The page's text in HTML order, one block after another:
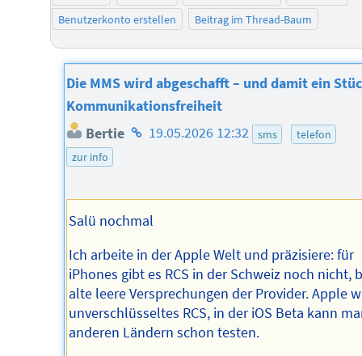
Benutzerkonto erstellen
Beitrag im Thread-Baum
Die MMS wird abgeschafft – und damit ein
Kommunikationsfreiheit
Bertie Homepage
19.05.2026 12:32 sms
telefon
zur info
Salü nochmal
Ich arbeite in der Apple Welt und präzisiere: für
iPhones gibt es RCS in der Schweiz noch nicht,
alte leere Versprechungen der Provider. Apple
unverschlüsseltes RCS, in der iOS Beta kann
anderen Ländern schon testen.